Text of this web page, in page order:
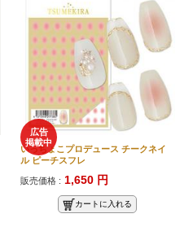
広告
掲載中
いっちょこプロデュース チークネイ
ル ピーチスフレ
販売価格 : 1,650 円
カートに入れる